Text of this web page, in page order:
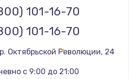
101-16-70
101-16-70
Октябрьской Революции, 24
с 9:00 до 21:00